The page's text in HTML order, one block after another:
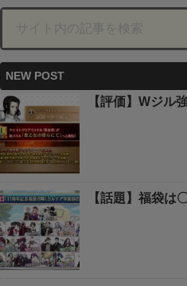
NEW POST
【評価】Wジル
【話題】福袋は